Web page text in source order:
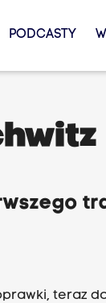
PODCASTY
teraz